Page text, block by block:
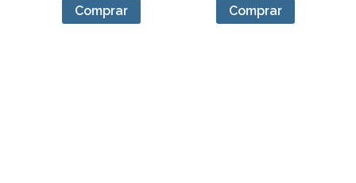
Comprar Comprar